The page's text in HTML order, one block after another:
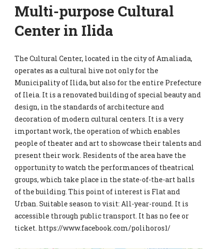
Multi-purpose Cultural
Center in Ilida
The Cultural Center, located in the city of Amaliada,
operates as a cultural hive not only for the
Municipality of Ilida, but also for the entire Prefecture
of Ileia. It is a renovated building of special beauty and
design, in the standards of architecture and
decoration of modern cultural centers. It is a very
important work, the operation of which enables
people of theater and art to showcase their talents and
present their work. Residents of the area have the
opportunity to watch the performances of theatrical
groups, which take place in the state-of-the-art halls
of the building. This point of interest is Flat and
Urban. Suitable season to visit: All-year-round. It is
accessible through public transport. It has no fee or
ticket. https://www.facebook.com/polihoros1/